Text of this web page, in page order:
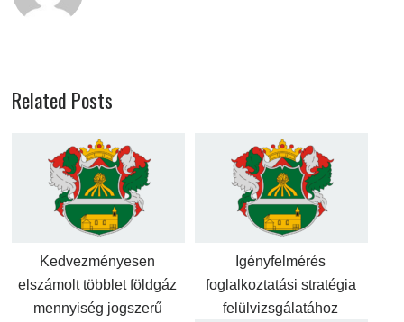
Related Posts
Kedvezményesen
elszámolt többlet földgáz
mennyiség jogszerű
Igényfelmérés
foglalkoztatási stratégia
felülvizsgálatához